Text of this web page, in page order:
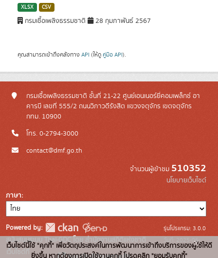
XLSX CSV
กรมเชื้อเพลิงธรรมชาติ 28 กุมภาพันธ์ 2567
คุณสามารถเข้าถึงคลังทาง API (ให้ดู คู่มือ API).
กรมเชื้อเพลิงธรรมชาติ ชั้นที่ 21-22 ศูนย์เอนเนอร์ยี่คอมเพล็กซ์ อา
คารบี เลขที่ 555/2 ถนนวิภาวดีรังสิต แขวงจตุจักร เขตจตุจักร
กทม. 10900
โทร. 0-2794-3000
contact@dmf.go.th
จำนวนผู้เข้าชม 510352
นโยบายเว็บไซต์
ภาษา
Powered by:
สนับสนุนระบบ Thai-GDC โดย สำนักงานสถิติแห่งชาติ
รุ่นโปรแกรม: 3.0.0
วันที่: 2025-06-
10
เว็บไซต์นี้ใช้ "คุกกี้" เพื่อวัตถุประสงค์ในการพัฒนาการเข้าถึงบริการของผู้ใช้ให้ดี
ยิ่งขึ้น หากต้องการเปิดใช้งานคุกกี้ โปรดคลิก "ยอมรับคุกกี้"
x